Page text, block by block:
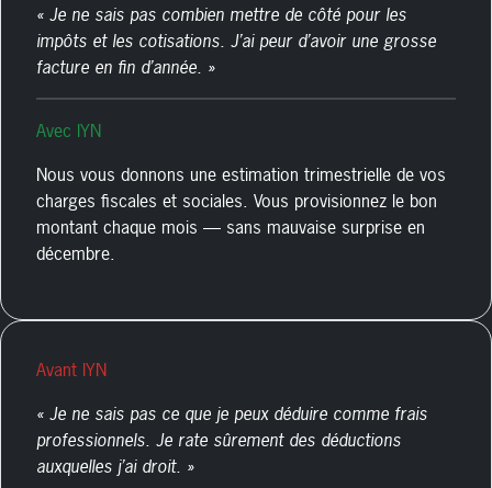
« Je ne sais pas combien mettre de côté pour les
impôts et les cotisations. J’ai peur d’avoir une grosse
facture en fin d’année. »
Avec IYN
Nous vous donnons une estimation trimestrielle de vos
charges fiscales et sociales. Vous provisionnez le bon
montant chaque mois — sans mauvaise surprise en
décembre.
Avant IYN
« Je ne sais pas ce que je peux déduire comme frais
professionnels. Je rate sûrement des déductions
auxquelles j’ai droit. »